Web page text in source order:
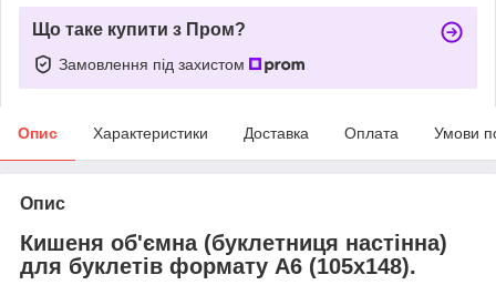
Що таке купити з Пром?
Замовлення під захистом
Опис Характеристики Доставка Оплата Умови
Опис
Кишеня об'ємна (буклетниця настінна)
для буклетів формату А6 (105х148).